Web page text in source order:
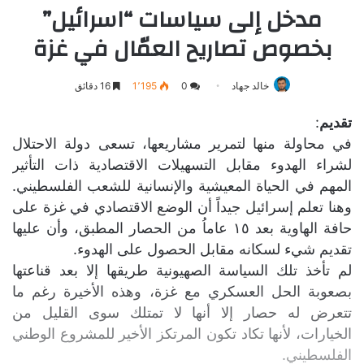
مدخل إلى سياسات “اسرائيل”
بخصوص تصاريح العمّال في غزة
خالد جهاد 0 1٬195 16 دقائق
تقديم:
في محاولة منها لتمرير مشاريعها، تسعى دولة الاحتلال
لشراء الهدوء مقابل التسهيلات الاقتصادية ذات التأثير
المهم في الحياة المعيشية والإنسانية للشعب الفلسطيني.
وهنا تعلم إسرائيل جيداً أن الوضع الاقتصادي في غزة على
حافة الهاوية بعد ١٥ عاماُ من الحصار المطبق، وأن عليها
تقديم شيء لسكانه مقابل الحصول على الهدوء.
لم تأخذ تلك السياسة الصهيونية طريقها إلا بعد قناعتها
بصعوبة الحل العسكري مع غزة، وهذه الأخيرة رغم ما
تتعرض له حصار إلا أنها لا تمتلك سوى القليل من
الخيارات، لأنها تكاد تكون المرتكز الأخير للمشروع الوطني
الفلسطيني.